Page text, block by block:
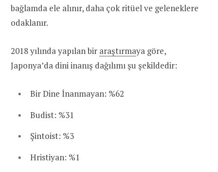
bağlamda ele alınır, daha çok ritüel ve geleneklere
odaklanır.
2018 yılında yapılan bir araştırmaya göre,
Japonya’da dini inanış dağılımı şu şekildedir:
Bir Dine İnanmayan: %62
Budist: %31
Şintoist: %3
Hristiyan: %1